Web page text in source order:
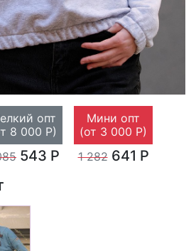
опт
8 000 Р)
543 Р
Мини опт
(от 3 000 Р)
1 282641 Р